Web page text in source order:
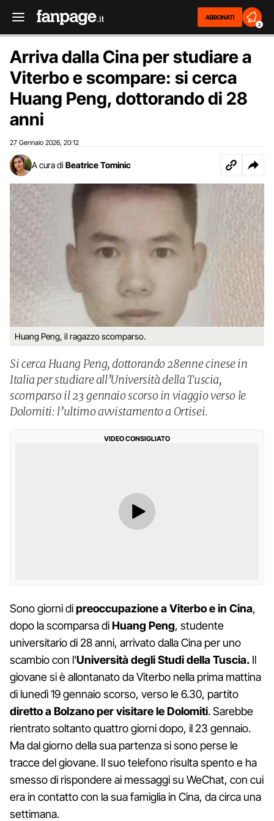
ABBONATI
2
Arriva dalla Cina per studiare a
Viterbo e scompare: si cerca
Huang Peng, dottorando di 28
anni
27 Gennaio 2026 20:12
A cura di Beatrice Tominic
Huang Peng, il ragazzo scomparso.
Si cerca Huang Peng, dottorando 28enne cinese in
Italia per studiare all’Università della Tuscia,
scomparso il 23 gennaio scorso in viaggio verso le
Dolomiti: l’ultimo avvistamento a Ortisei.
VIDEO CONSIGLIATO
Sono giorni dipreoccupazione a Viterbo e in Cina,
dopo la scomparsa diHuang Peng, studente
universitario di 28 anni, arrivato dalla Cina per uno
scambio con l'Università degli Studi della Tuscia. Il
giovane si è allontanato da Viterbo nella prima mattina
di lunedì 19 gennaio scorso, verso le 6.30, partito
diretto a Bolzano per visitare le Dolomiti. Sarebbe
rientrato soltanto quattro giorni dopo, il 23 gennaio.
Ma dal giorno della sua partenza si sono perse le
tracce del giovane. Il suo telefono risulta spento e ha
smesso di rispondere ai messaggi su WeChat, con cui
era in contatto con la sua famiglia in Cina, da circa una
settimana.